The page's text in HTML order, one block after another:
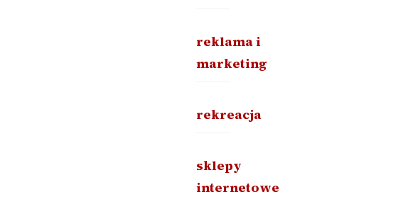
reklama i
marketing
rekreacja
sklepy
internetowe